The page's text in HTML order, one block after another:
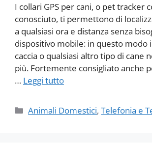
I collari GPS per cani, o pet tracker
conosciuto, ti permettono di
a qualsiasi ora e distanza senza
dispositivo mobile: in questo modo
caccia o qualsiasi altro tipo di cane
più. Fortemente consigliato anche
… Leggi tutto
Categorie
Animali Domestici,Telefonia e